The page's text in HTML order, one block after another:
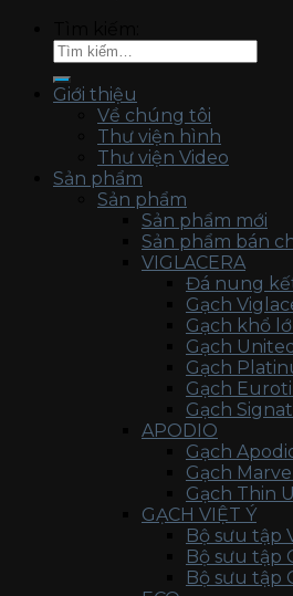
Giới thiệu
Về chúng tôi
Thư viện hình
Thư viện Video
Sản phẩm
Sản phẩm
Sản phẩm mới
Sản phẩm bán
VIGLACERA
Đá nung
Gạch
Gạch khổ
Gạch
Gạch
Gạch
Gạch
APODIO
Gạch
Gạch
Gạch Thin
GẠCH VIỆT Ý
Bộ sưu tập
Bộ sưu tập
Bộ sưu tập